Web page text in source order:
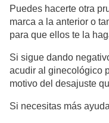
Puedes hacerte otra
marca a la anterior o
para que ellos te la
Si sigue dando
acudir al ginecológico
motivo del desajuste
Si necesitas más